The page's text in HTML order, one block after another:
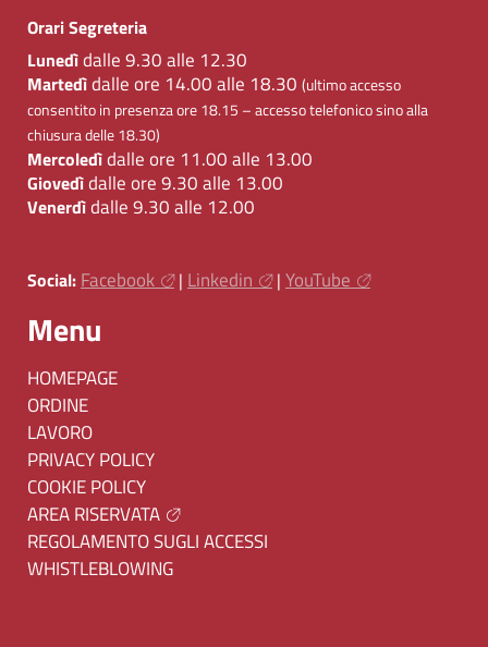
Orari Segreteria
Lunedìdalle 9.30 alle 12.30
Martedìdalle ore 14.00 alle 18.30 (ultimo accesso
consentito in presenza ore 18.15 – accesso telefonico sino alla
chiusura delle 18.30)
Mercoledìdalle ore 11.00 alle 13.00
Giovedìdalle ore 9.30 alle 13.00
Venerdìdalle 9.30 alle 12.00
Social: Facebook | Linkedin | YouTube
Menu
HOMEPAGE
ORDINE
LAVORO
PRIVACY POLICY
COOKIE POLICY
AREA RISERVATA
REGOLAMENTO SUGLI ACCESSI
WHISTLEBLOWING